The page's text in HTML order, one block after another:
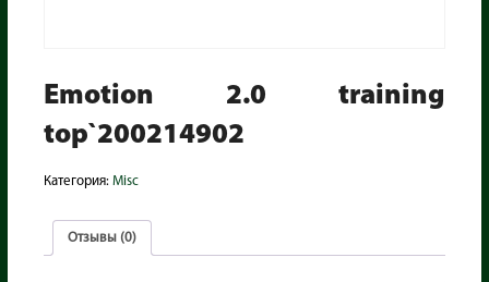
Emotion 2.0 training
top`200214902
Категория: Misc
Отзывы (0)